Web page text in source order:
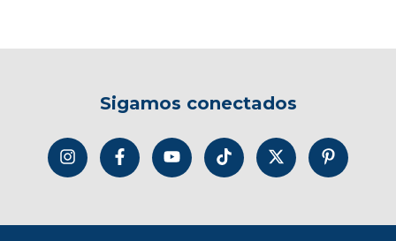
Sigamos conectados